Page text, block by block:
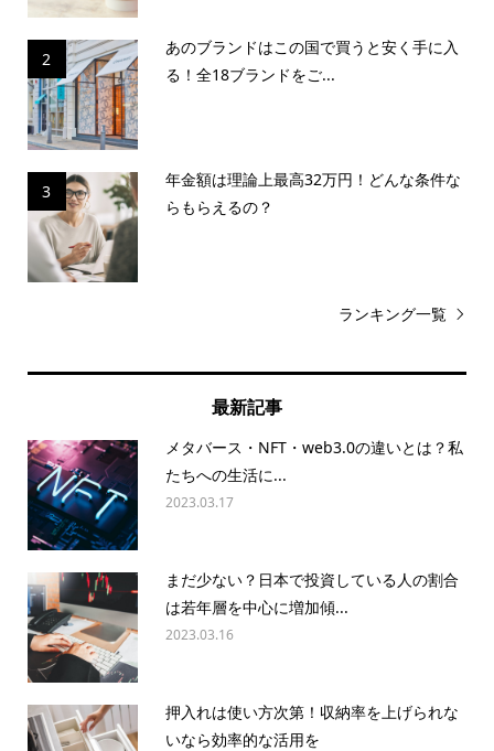
2
あのブランドはこの国で買うと安く手に入
る！全18ブランドをご...
3
年金額は理論上最高32万円！どんな条件な
らもらえるの？
ランキング一覧
最新記事
メタバース・NFT・web3.0の違いとは？私
たちへの生活に...
2023.03.17
まだ少ない？日本で投資している人の割合
は若年層を中心に増加傾...
2023.03.16
押入れは使い方次第！収納率を上げられな
いなら効率的な活用を